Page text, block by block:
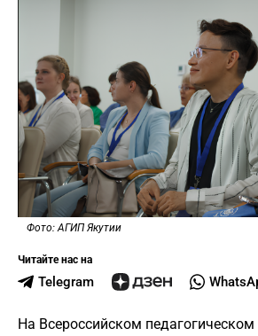
Фото: АГИП Якутии
Читайте нас на
Telegram
На Всероссийском